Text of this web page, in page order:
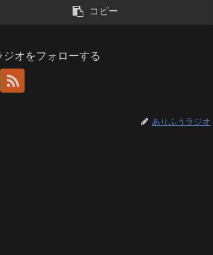
コピー
オをフォローする
ありふうラジオ